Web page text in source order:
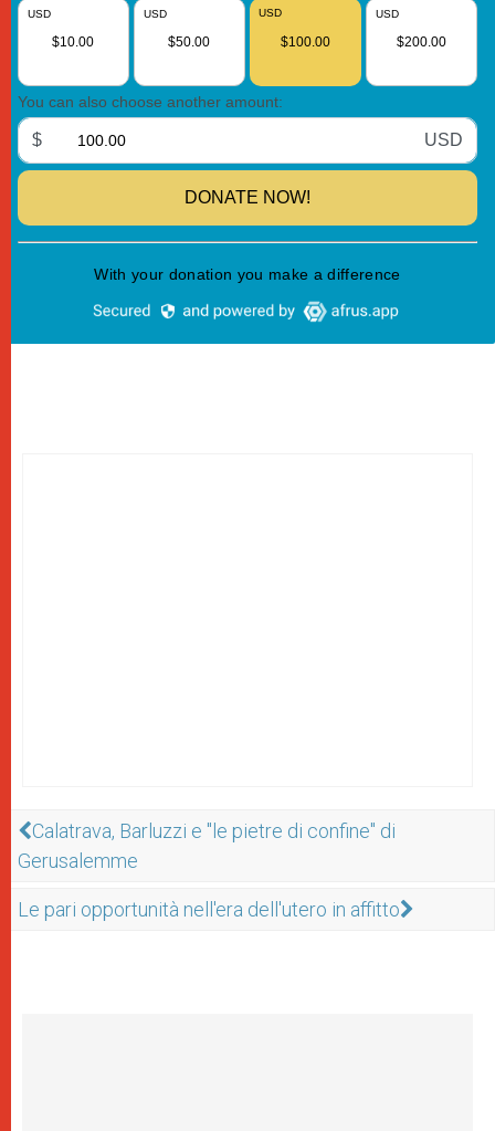
Calatrava, Barluzzi e "le pietre di confine" di
Gerusalemme
Le pari opportunità nell'era dell'utero in affitto